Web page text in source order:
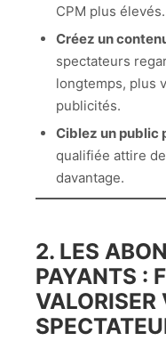
CPM plus élevés.
Créez un
spectateurs
longtemps, plus
publicités.
Ciblez un public
qualifiée attire
davantage.
2. LES
PAYANTS :
VALORISER